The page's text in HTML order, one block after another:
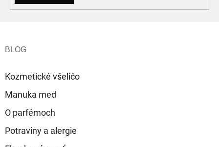
Kozmetické všeličo
Manuka med
O parfémoch
Potraviny a alergie